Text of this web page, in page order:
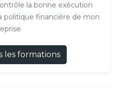
la bonne exécution
politique financière de mon
les formations